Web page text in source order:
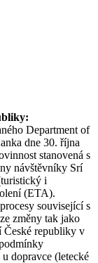
Department of
dne 30. října
stanovená s
návštěvníky Srí
i
(ETA).
související s
změny tak jako
České republiky v
dopravce (letecké